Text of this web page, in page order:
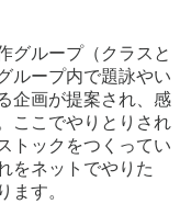
グループ（クラスと
ループ内で題詠やい
企画が提案され、感
ここでやりとりされ
トックをつくってい
をネットでやりた
ます。